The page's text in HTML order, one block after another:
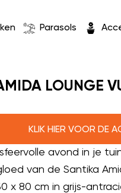
Parasols
LOUNGE
KLIK HIER VOOR DE
avond in je
van de Santika
x 80 cm in grijs-